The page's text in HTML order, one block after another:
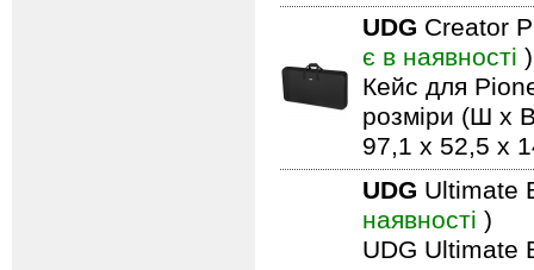
UDG Creator
є в наявності )
Кейс для
розміри (Ш x
97,1 x 52,5 x
UDG Ultimate
наявності )
UDG Ultimate